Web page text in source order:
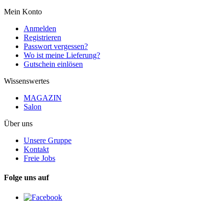
Mein Konto
Anmelden
Registrieren
Passwort vergessen?
Wo ist meine Lieferung?
Gutschein einlösen
Wissenswertes
MAGAZIN
Salon
Über uns
Unsere Gruppe
Kontakt
Freie Jobs
Folge uns auf